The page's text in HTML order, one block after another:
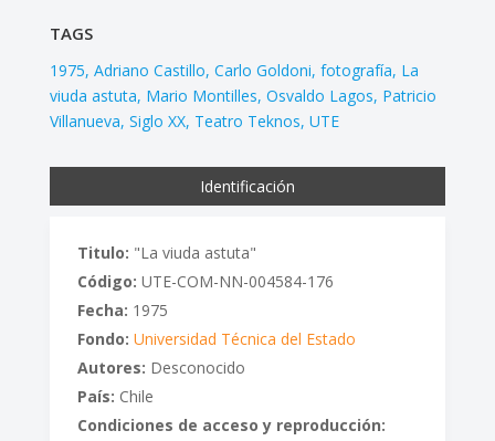
TAGS
1975 Adriano Castillo Carlo Goldoni fotografía La
viuda astuta Mario Montilles Osvaldo Lagos Patricio
Villanueva Siglo XX Teatro Teknos UTE
Identificación
Titulo: "La viuda astuta"
Código: UTE-COM-NN-004584-176
Fecha: 1975
Fondo: Universidad Técnica del Estado
Autores: Desconocido
País: Chile
Condiciones de acceso y reproducción: